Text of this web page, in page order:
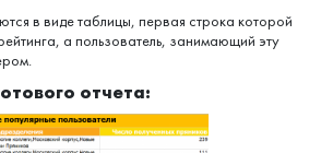
в виде таблицы, первая строка которой
а пользователь, занимающий эту
отчета: